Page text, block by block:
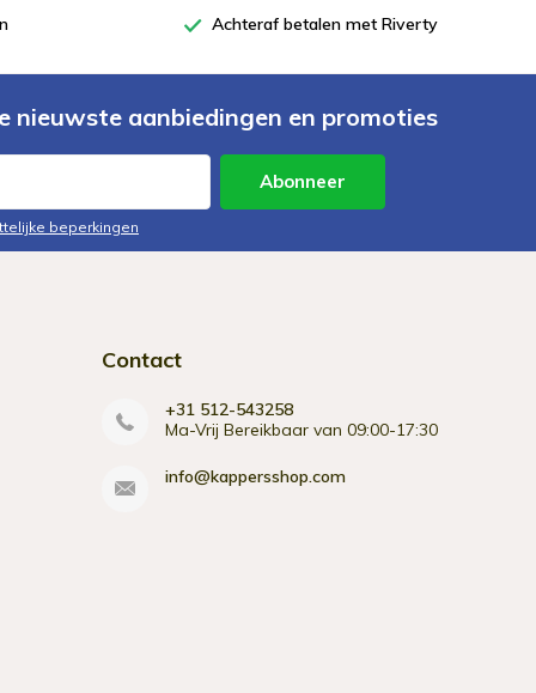
Achteraf betalen met Riverty
nieuwste aanbiedingen en promoties
Abonneer
beperkingen
Contact
+31 512-543258
Ma-Vrij Bereikbaar van 09:00-17:30
info@kappersshop.com